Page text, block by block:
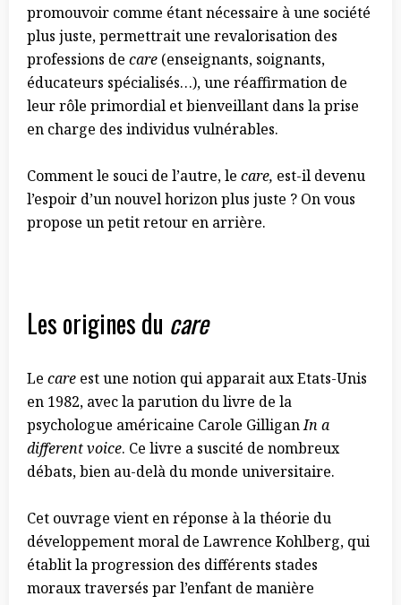
promouvoir comme étant nécessaire à une société
plus juste, permettrait une revalorisation des
professions de care (enseignants, soignants,
éducateurs spécialisés…), une réaffirmation de
leur rôle primordial et bienveillant dans la prise
en charge des individus vulnérables.
Comment le souci de l’autre, le care, est-il devenu
l’espoir d’un nouvel horizon plus juste ? On vous
propose un petit retour en arrière.
Les origines du care
Le care est une notion qui apparait aux Etats-Unis
en 1982, avec la parution du livre de la
psychologue américaine Carole GilliganIn a
different voice. Ce livre a suscité de nombreux
débats, bien au-delà du monde universitaire.
Cet ouvrage vient en réponse à la théorie du
développement moral de Lawrence Kohlberg, qui
établit la progression des différents stades
moraux traversés par l’enfant de manière